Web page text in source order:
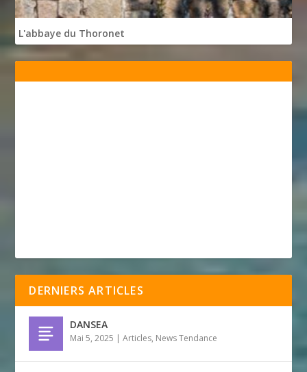
L'abbaye du Thoronet
DERNIERS ARTICLES
DANSEA
Mai 5, 2025 |Articles, News Tendance